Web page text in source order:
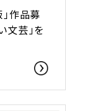
作品募
芸」を